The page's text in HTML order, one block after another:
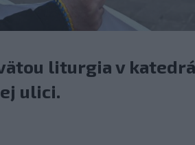
liturgia v
ulici.